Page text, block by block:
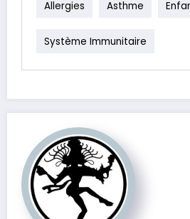
Allergies Asthme
Système Immunitaire